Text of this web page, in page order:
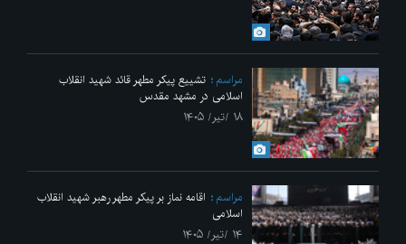
مراسم
تشییع پیکر مطهر قائد شهید انقلاب
اسلامی در مشهد مقدس
۱۸ /تیر/ ۱۴۰۵
مراسم
اقامه نماز بر پیکر مطهر رهبر شهید انقلاب
اسلامی
۱۴ /تیر/ ۱۴۰۵